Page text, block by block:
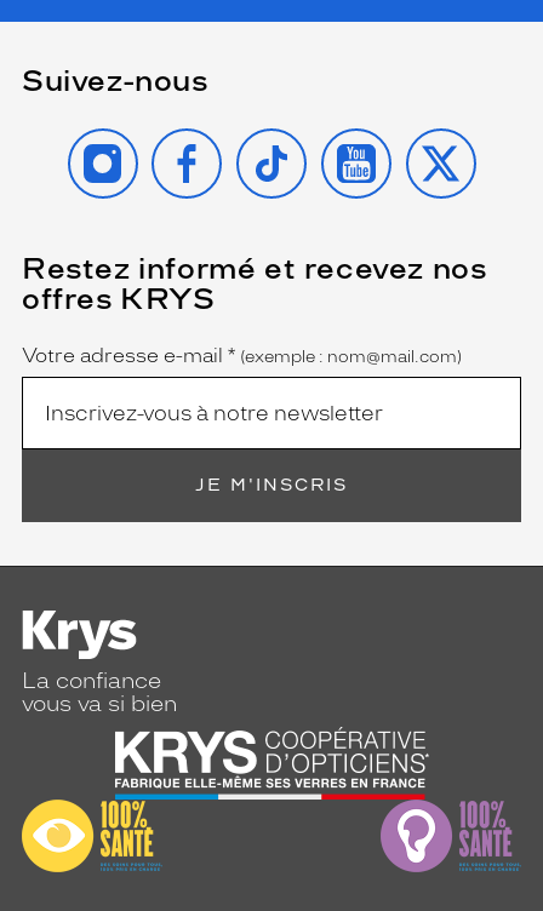
Suivez-nous
INSTAGRAMFACEBOOK
TIKTOK YOUTUBE
X
Restez informé et recevez nos
offres KRYS
Name
Votre adresse e-mail *
(Ce
champ
est
(exemple : nom@mail.com)
JE M'INSCRIS
La confiance
vous va si bien